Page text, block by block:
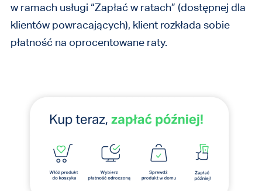
w ramach usługi “Zapłać w ratach” (dostępnej dla
klientów powracających), klient rozkłada sobie
płatność na oprocentowane raty.